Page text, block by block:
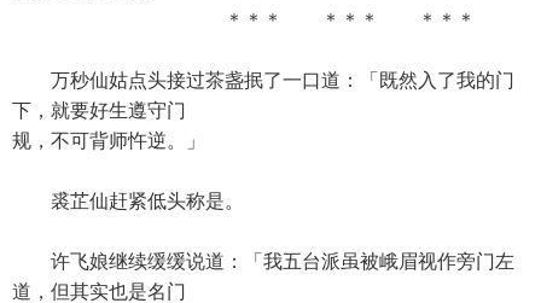
＊＊＊ ＊＊＊ ＊＊＊
万秒仙姑点头接过茶盏抿了一口道：「既然入了我的门
下，就要好生遵守门
规，不可背师忤逆。」
裘芷仙赶紧低头称是。
许飞娘继续缓缓说道：「我五台派虽被峨眉视作旁门左
道，但其实也是名门